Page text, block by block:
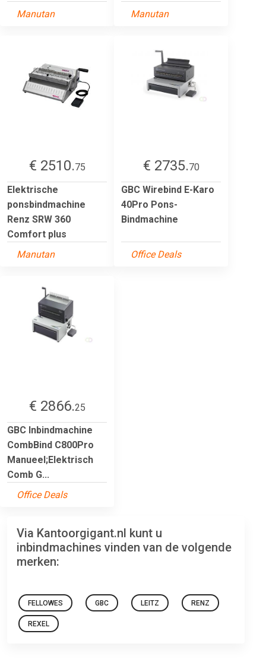
Manutan
Manutan
€ 2510.75
Elektrische
ponsbindmachine
Renz SRW 360
Comfort plus
Manutan
€ 2735.70
GBC Wirebind E-Karo
40Pro Pons-
Bindmachine
Office Deals
€ 2866.25
GBC Inbindmachine
CombBind C800Pro
Manueel;Elektrisch
Comb G...
Office Deals
Via Kantoorgigant.nl kunt u
inbindmachines vinden van de volgende
merken:
FELLOWES GBC LEITZ RENZ
REXEL